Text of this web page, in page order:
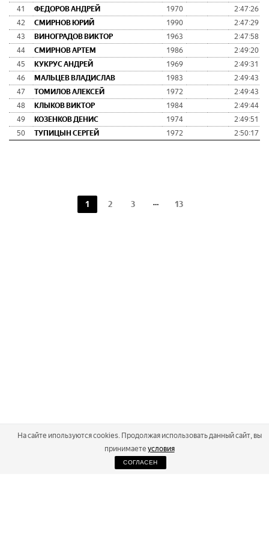
41
ФЕДОРОВ АНДРЕЙ 1970
2:47:26
42
СМИРНОВ ЮРИЙ 1990
2:47:29
43
ВИНОГРАДОВ ВИКТОР 1963
2:47:58
44
СМИРНОВ АРТЕМ 1986
2:49:20
45
КУКРУС АНДРЕЙ 1969
2:49:31
46
МАЛЬЦЕВ ВЛАДИСЛАВ 1983
2:49:43
47
ТОМИЛОВ АЛЕКСЕЙ 1972
2:49:43
48
КЛЫКОВ ВИКТОР 1984
2:49:44
49
КОЗЕНКОВ ДЕНИС 1974
2:49:51
50
ТУПИЦЫН СЕРГЕЙ 1972 2:50:17
1 2 3 13
2026
На сайте ипользуются cookies. Продолжая использовать данный сайт, вы
принимаете условия
СОГЛАСЕН